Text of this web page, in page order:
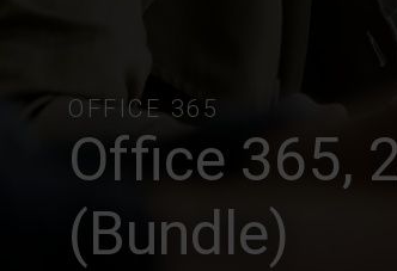
OFFICE 365
Office 365,
(Bundle)